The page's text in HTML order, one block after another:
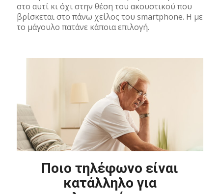
στο αυτί κι όχι στην θέση του ακουστικού που
βρίσκεται στο πάνω χείλος του smartphone. Η με
το μάγουλο πατάνε κάποια επιλογή.
Ποιο τηλέφωνο είναι
κατάλληλο για